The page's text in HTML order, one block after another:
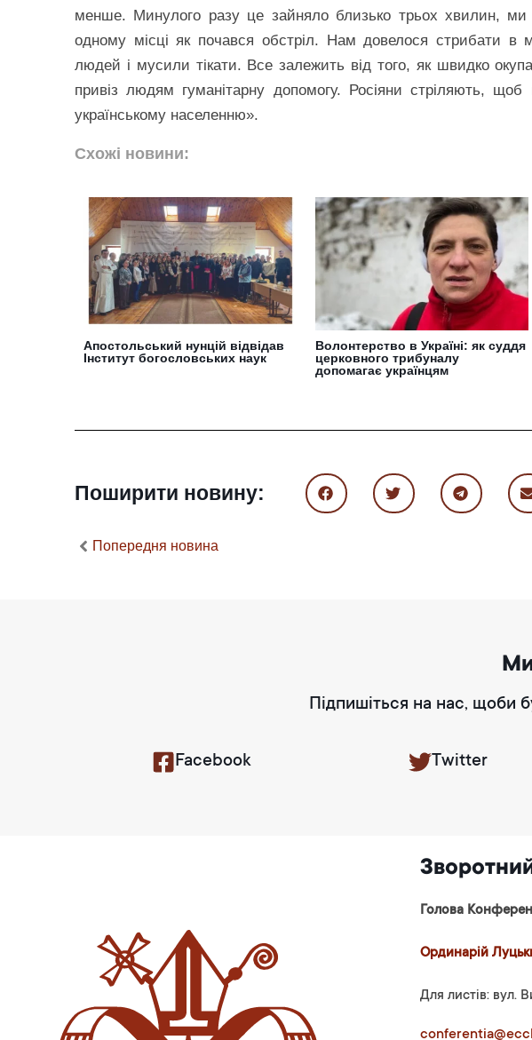
менше. Минулого разу це зайняло близько трьох хвилин, ми
одному місці як почався обстріл. Нам довелося стрибати в
людей і мусили тікати. Все залежить від того, як швидко
привіз людям гуманітарну допомогу. Росіяни стріляють,
українському населенню».
Схожі новини:
Апостольський нунцій відвідав
Інститут богословських наук
Волонтерство в Україні: як суддя
церковного трибуналу
допомагає українцям
Поширити новину:
Попередня новина
Підпишіться на нас, щоби
Facebook Twitter
Голова
Ординарій
Для листів: вул.